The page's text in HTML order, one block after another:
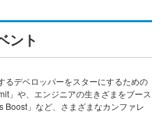
ント
デベロッパーをスターにするための
」や、エンジニアの生きざまをブース
Boost」など、さまざまなカンファレ